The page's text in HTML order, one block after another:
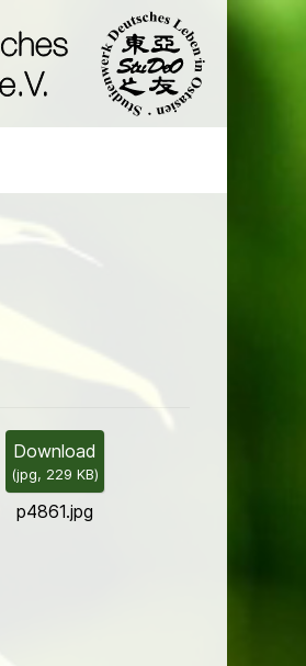
Download
(jpg, 229 KB)
p4861.jpg